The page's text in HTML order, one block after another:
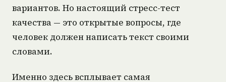
вариантов. Но настоящий стресс-тест
качества — это открытые вопросы, где
человек должен написать текст своими
словами.
Именно здесь всплывает самая